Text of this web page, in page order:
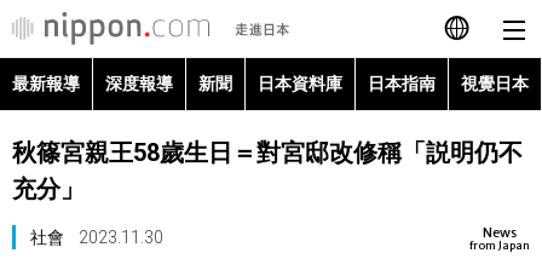
日本語
English
最新報導
最新報導 深度報導 新聞 日本資料庫 日本指南 視覺日本
秋篠宮親王58歲生日＝對宮邸改修稱「説明仍不
充分」
News
from Japan
社會 2023.11.30